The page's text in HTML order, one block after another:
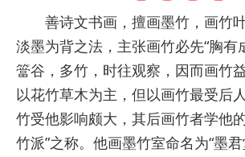
善诗文书画，擅画墨竹，画竹
淡墨为背之法，主张画竹必先“胸有
簹谷，多竹，时往观察，因而画竹
以花竹草木为主，但以画竹最受后
竹受他影响颇大，其后画竹者学他
竹派”之称。他画墨竹室命名为“墨